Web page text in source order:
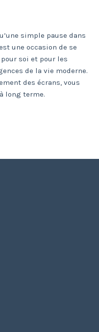
simple pause dans
une occasion de se
soi et pour les
de la vie moderne.
des écrans, vous
long terme.